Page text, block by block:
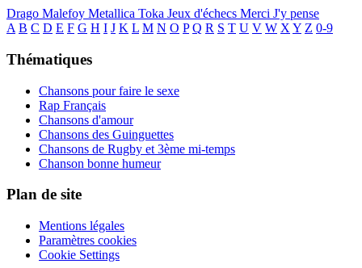
Drago Malefoy Metallica Toka Jeux d'échecs Merci J'y pense
A B C D E F G H I J K L M N O P Q R S T U V W X Y Z 0-9
Thématiques
Chansons pour faire le sexe
Rap Français
Chansons d'amour
Chansons des Guinguettes
Chansons de Rugby et 3ème mi-temps
Chanson bonne humeur
Plan de site
Mentions légales
Paramètres cookies
Cookie Settings